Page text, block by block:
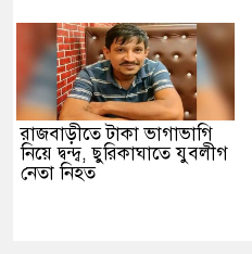
রাজবাড়ীতে টাকা ভাগাভাগি
নিয়ে দ্বন্দ্ব, ছুরিকাঘাতে যুবলীগ
নেতা নিহত